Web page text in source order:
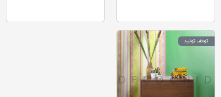
توقف تولید